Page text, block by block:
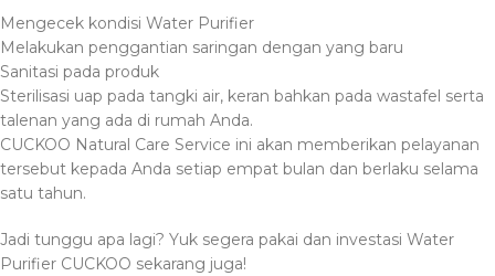
Mengecek kondisi Water Purifier
Melakukan penggantian saringan dengan yang baru
Sanitasi pada produk
Sterilisasi uap pada tangki air, keran bahkan pada wastafel serta
talenan yang ada di rumah Anda.
CUCKOO Natural Care Service ini akan memberikan pelayanan
tersebut kepada Anda setiap empat bulan dan berlaku selama
satu tahun.
Jadi tunggu apa lagi? Yuk segera pakai dan investasi Water
Purifier CUCKOO sekarang juga!